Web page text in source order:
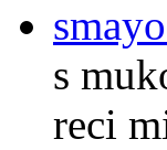
s
reci